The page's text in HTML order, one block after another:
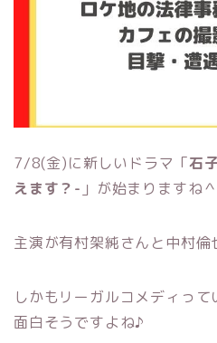
7/8(金)に新しいドラマ「石
えます？- 」が始まりますね
主演が有村架純さんと中村倫
しかもリーガルコメディっ
面白そうですよね♪